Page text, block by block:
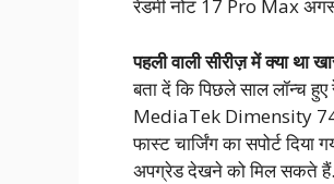
रेडमी नोट 17 Pro Max
पहली वाली सीरीज़ में क्या था
बता दें कि पिछले साल लॉन्च
MediaTek Dimensity
फास्ट चार्जिंग का सपोर्ट
अपग्रेड देखने को मिल सकते हैं.